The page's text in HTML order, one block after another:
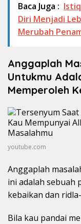
Baca Juga :
Diri Menjadi
Merubah
Anggaplah
Untukmu
Memperoleh
youtube.com
Anggaplah
ini adalah sebuah
kebaikan dan
Bila kau pandai